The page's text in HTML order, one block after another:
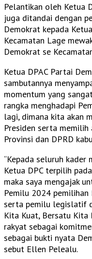
Pelantikan oleh Ketua
juga ditandai dengan
Demokrat kepada
Kecamatan Lage
Demokrat se
Ketua DPAC Partai
sambutannya
momentum yang
rangka menghadapi
lagi, dimana kita akan
Presiden serta memilih
Provinsi dan DPRD
“Kepada seluruh
Ketua DPC terpilih
maka saya mengajak
Pemilu 2024 pemilihan
serta pemilu legislatif
Kita Kuat, Bersatu Kita
rakyat sebagai
sebagai bukti nyata
sebut Ellen Pelealu.